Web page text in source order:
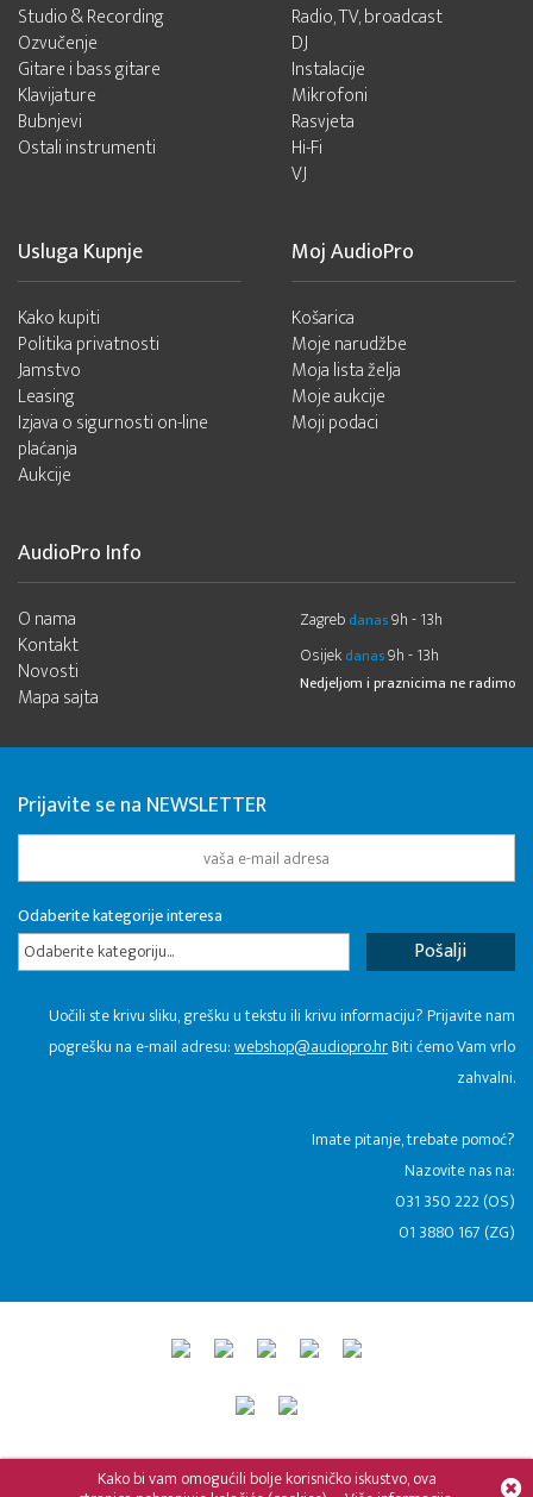
Kako bi vam omogućili bolje korisničko iskustvo, ova
Studio & Recording
Ozvučenje
Gitare i bass gitare
Klavijature
Bubnjevi
Ostali instrumenti
Radio, TV, broadcast
DJ
Instalacije
Mikrofoni
Rasvjeta
Hi-Fi
VJ
Usluga Kupnje
Kako kupiti
Politika privatnosti
Jamstvo
Leasing
Izjava o sigurnosti on-line
plaćanja
Aukcije
Moj AudioPro
Košarica
Moje narudžbe
Moja lista želja
Moje aukcije
Moji podaci
AudioPro Info
O nama
Kontakt
Novosti
Mapa sajta
Zagreb danas9h - 13h
Osijek danas9h - 13h
Nedjeljom i praznicima ne radimo
Prijavite se na NEWSLETTER
Odaberite kategorije interesa
Odaberite kategoriju...
Uočili ste krivu sliku, grešku u tekstu ili krivu informaciju? Prijavite nam
pogrešku na e-mail adresu:webshop@audiopro.hrBiti ćemo Vam vrlo
zahvalni.
​Imate pitanje, trebate pomoć?
Nazovite nas na:
031 350 222 (OS)
01 3880 167 (ZG)
© 2015 - 2026 Audio Pro Artist Developed by LABNET.RS